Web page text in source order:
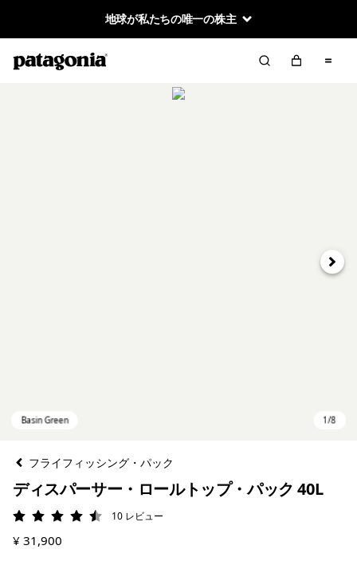
地球が私たちの唯一の株主
次へ
フライフィッシング・パック
ディスパーサー・ロールトップ・パック 40L
評価: 4.5 / 5
10 レビュー
¥ 31,900